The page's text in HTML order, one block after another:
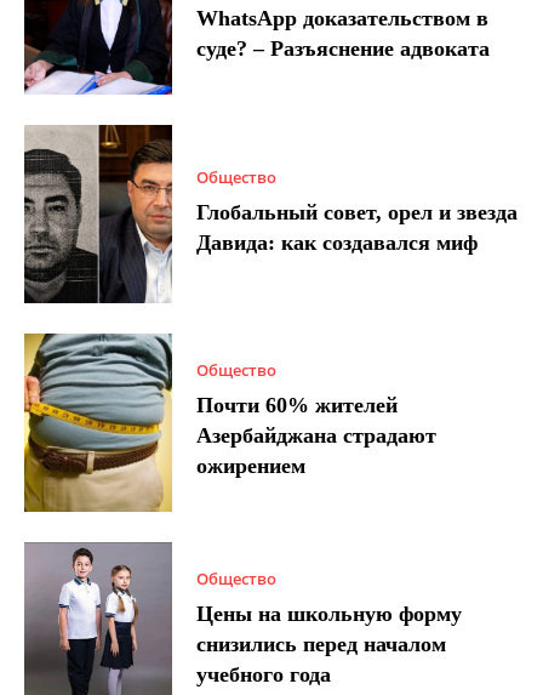
WhatsApp доказательством в
суде? – Разъяснение адвоката
Общество
Глобальный совет, орел и звезда
Давида: как создавался миф
Общество
Почти 60% жителей
Азербайджана страдают
ожирением
Общество
Цены на школьную форму
снизились перед началом
учебного года